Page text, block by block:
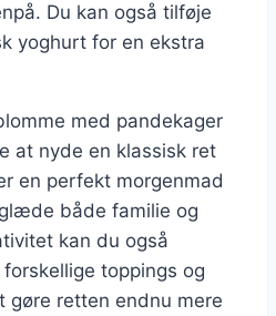
Du kan også tilføje
yoghurt for en ekstra
med pandekager
at nyde en klassisk ret
en perfekt morgenmad
både familie og
kan du også
toppings og
gøre retten endnu mere